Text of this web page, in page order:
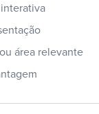
área relevante